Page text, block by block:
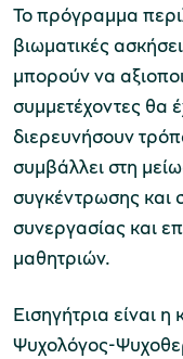
Το πρόγραμμα
βιωματικές
μπορούν να
συμμετέχοντες θα
διερευνήσουν
συμβάλλει στη
συγκέντρωσης και
συνεργασίας και
μαθητριών.
Εισηγήτρια είναι η
Ψυχολόγος-